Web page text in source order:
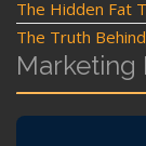
The Hidden Fat
The Truth
Marketing